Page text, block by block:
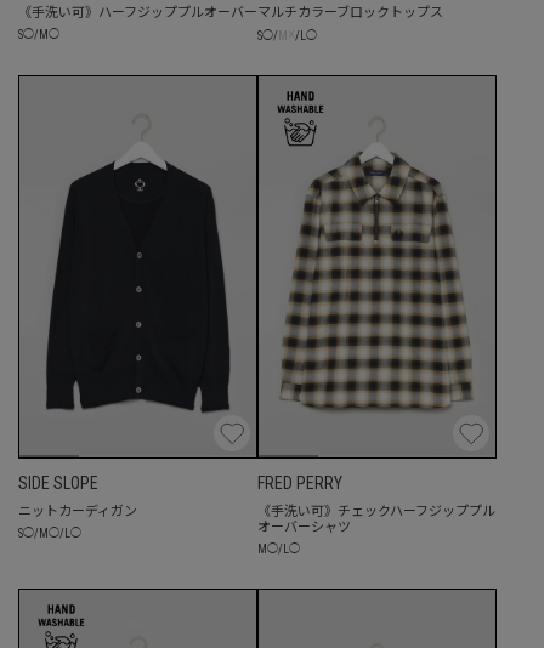
《手洗い可》ハーフジッププルオーバー
S◯/ M ◯
マルチカラーブロックトップス
S◯/ / ◯
SIDE SLOPE
ニットカーディガン
S◯/ M ◯/ ◯
FRED PERRY
《手洗い可》チェックハーフジッププル
オーバーシャツ
M ◯/ ◯